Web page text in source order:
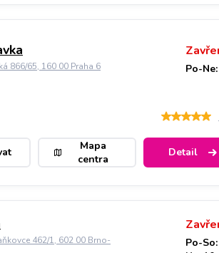
866/65, 160 00 Praha 6 Po-
Mapa
centra
Detail
462/1, 602 00 Brno-
Po-